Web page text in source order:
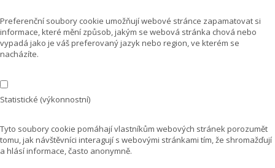
Preferenční soubory cookie umožňují webové stránce zapamatovat si
informace, které mění způsob, jakým se webová stránka chová nebo
vypadá jako je váš preferovaný jazyk nebo region, ve kterém se
nacházíte.
Statistické (výkonnostní)
Tyto soubory cookie pomáhají vlastníkům webových stránek porozumět
tomu, jak návštěvníci interagují s webovými stránkami tím, že shromažďují
a hlásí informace, často anonymně.